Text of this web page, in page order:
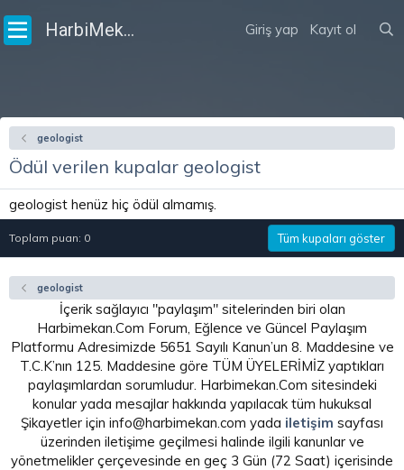
HarbiMekân Giriş yap Kayıt ol
geologist
Ödül verilen kupalar geologist
geologist henüz hiç ödül almamış.
Toplam puan: 0 Tüm kupaları göster
geologist
İçerik sağlayıcı "paylaşım" sitelerinden biri olan
Harbimekan.Com Forum, Eğlence ve Güncel Paylaşım
Platformu Adresimizde 5651 Sayılı Kanun’un 8. Maddesine ve
T.C.K’nın 125. Maddesine göre TÜM ÜYELERİMİZ yaptıkları
paylaşımlardan sorumludur. Harbimekan.Com sitesindeki
konular yada mesajlar hakkında yapılacak tüm hukuksal
Şikayetler için info@harbimekan.com yada iletişim sayfası
üzerinden iletişime geçilmesi halinde ilgili kanunlar ve
yönetmelikler çerçevesinde en geç 3 Gün (72 Saat) içerisinde